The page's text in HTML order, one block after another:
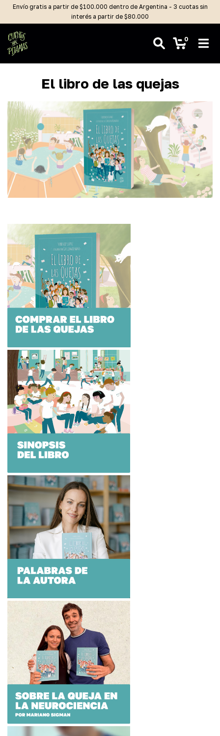
Envío gratis a partir de $100.000 dentro de Argentina - 3 cuotas sin
interés a partir de $80.000
0
El libro de las quejas